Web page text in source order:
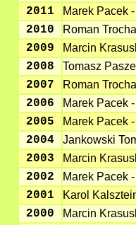
2011 Marek Pacek
2010 Roman
2009 Marcin
2008 Tomasz
2007 Roman
2006 Marek Pacek
2005 Marek Pacek
2004 Jankowski
2003 Marcin
2002 Marek Pacek
2001 Karol
2000 Marcin